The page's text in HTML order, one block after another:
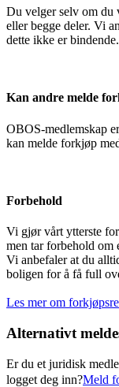
Du velger selv om
eller begge deler. Vi
dette ikke er bindende.
Kan andre melde
OBOS-medlemskap
kan melde forkjøp
Forbehold
Vi gjør vårt ytterste
men tar forbehold om
Vi anbefaler at du
boligen for å få full
Les mer om
Alternativt
Er du et juridisk
logget deg inn?Meld